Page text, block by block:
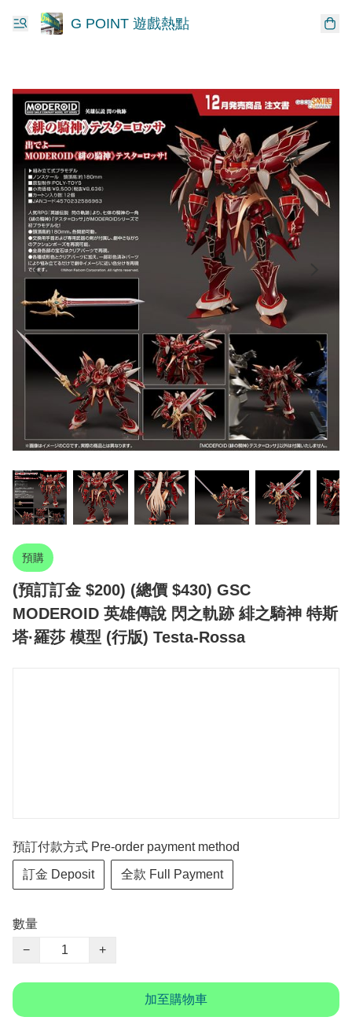
G POINT 遊戲熱點
預購
(預訂訂金 $200) (總價 $430) GSC
MODEROID 英雄傳說 閃之軌跡 緋之騎神 特斯
塔·羅莎 模型 (行版) Testa-Rossa
預訂付款方式 Pre-order payment method
訂金 Deposit 全款 Full Payment
數量
−
+
加至購物車